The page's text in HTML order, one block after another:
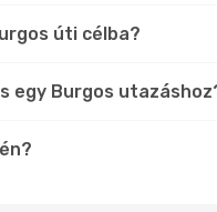
úti célba?
egy Burgos